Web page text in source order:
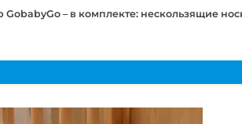
– в комплекте: нескользящие